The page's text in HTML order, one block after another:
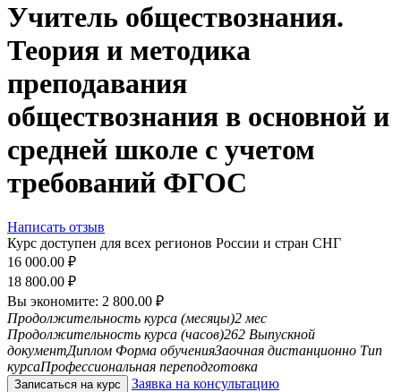
Учитель обществознания.
Теория и методика
преподавания
обществознания в основной и
средней школе с учетом
требований ФГОС
Написать отзыв
Курс доступен для всех регионов России и стран СНГ
16 000.00 ₽
18 800.00 ₽
Вы экономите: 2 800.00 ₽
Продолжительность курса (месяцы)2 мес
Продолжительность курса (часов)262 Выпускной
документДиплом Форма обученияЗаочная дистанционно Тип
курсаПрофессиональная переподготовка
Записаться на курс
Заявка на консультацию